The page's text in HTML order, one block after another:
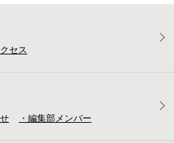
セス
・編集部メンバー